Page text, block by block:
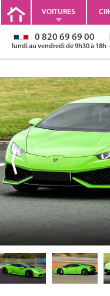
VOITURES
0 820 69 69 00
lundi au vendredi de 9h30 à 18h